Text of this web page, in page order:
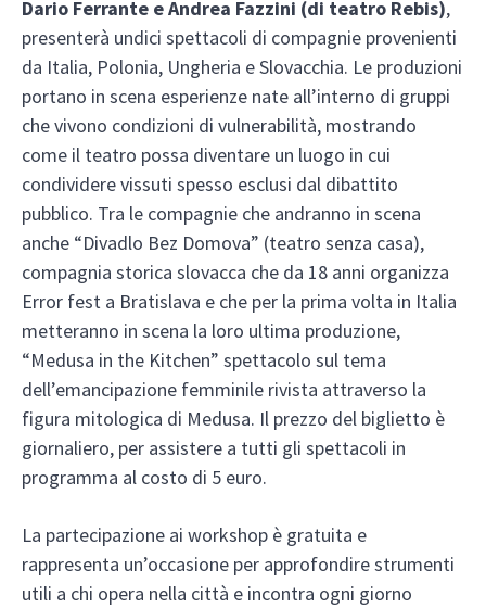
Dario Ferrante e Andrea Fazzini (di teatro Rebis),
presenterà undici spettacoli di compagnie provenienti
da Italia, Polonia, Ungheria e Slovacchia. Le produzioni
portano in scena esperienze nate all’interno di gruppi
che vivono condizioni di vulnerabilità, mostrando
come il teatro possa diventare un luogo in cui
condividere vissuti spesso esclusi dal dibattito
pubblico. Tra le compagnie che andranno in scena
anche “Divadlo Bez Domova” (teatro senza casa),
compagnia storica slovacca che da 18 anni organizza
Error fest a Bratislava e che per la prima volta in Italia
metteranno in scena la loro ultima produzione,
“Medusa in the Kitchen” spettacolo sul tema
dell’emancipazione femminile rivista attraverso la
figura mitologica di Medusa. Il prezzo del biglietto è
giornaliero, per assistere a tutti gli spettacoli in
programma al costo di 5 euro.
La partecipazione ai workshop è gratuita e
rappresenta un’occasione per approfondire strumenti
utili a chi opera nella città e incontra ogni giorno